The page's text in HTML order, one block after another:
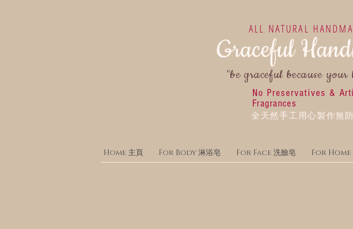
ALL NATURAL
Graceful
"be graceful because
No Preservatives &
Fragrances
全天然手工用心製作無
Home 主頁 For Body 淋浴皂 For Face 洗臉皂 For Home